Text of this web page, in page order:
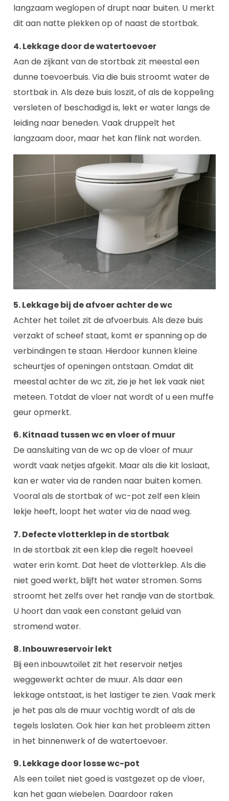
langzaam weglopen of drupt naar buiten. U merkt
dit aan natte plekken op of naast de stortbak.
4. Lekkage door de watertoevoer
Aan de zijkant van de stortbak zit meestal een
dunne toevoerbuis. Via die buis stroomt water de
stortbak in. Als deze buis loszit, of als de koppeling
versleten of beschadigd is, lekt er water langs de
leiding naar beneden. Vaak druppelt het
langzaam door, maar het kan flink nat worden.
5. Lekkage bij de afvoer achter de wc
Achter het toilet zit de afvoerbuis. Als deze buis
verzakt of scheef staat, komt er spanning op de
verbindingen te staan. Hierdoor kunnen kleine
scheurtjes of openingen ontstaan. Omdat dit
meestal achter de wc zit, zie je het lek vaak niet
meteen. Totdat de vloer nat wordt of u een muffe
geur opmerkt.
6. Kitnaad tussen wc en vloer of muur
De aansluiting van de wc op de vloer of muur
wordt vaak netjes afgekit. Maar als die kit loslaat,
kan er water via de randen naar buiten komen.
Vooral als de stortbak of wc-pot zelf een klein
lekje heeft, loopt het water via de naad weg.
7. Defecte vlotterklep in de stortbak
In de stortbak zit een klep die regelt hoeveel
water erin komt. Dat heet de vlotterklep. Als die
niet goed werkt, blijft het water stromen. Soms
stroomt het zelfs over het randje van de stortbak.
U hoort dan vaak een constant geluid van
stromend water.
8. Inbouwreservoir lekt
Bij een inbouwtoilet zit het reservoir netjes
weggewerkt achter de muur. Als daar een
lekkage ontstaat, is het lastiger te zien. Vaak merk
je het pas als de muur vochtig wordt of als de
tegels loslaten. Ook hier kan het probleem zitten
in het binnenwerk of de watertoevoer.
9. Lekkage door losse wc-pot
Als een toilet niet goed is vastgezet op de vloer,
kan het gaan wiebelen. Daardoor raken